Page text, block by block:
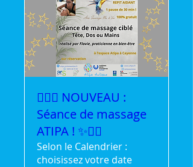
💆‍♀️✨ NOUVEAU :
Séance de massage
ATIPA ! ✨💆‍♂️
Selon le Calendrier :
choisissez votre date